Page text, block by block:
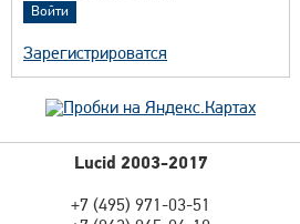
Зарегистрироватся
Lucid 2003-2017
+7 (495) 971-03-51